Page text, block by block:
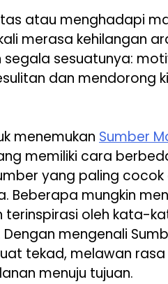
atau menghadapi
merasa kehilangan
sesuatunya:
dan mendorong
menemukan Sumber
memiliki cara
yang paling cocok
Beberapa mungkin
terinspirasi oleh kata-
mengenali
tekad, melawan rasa
menuju tujuan.